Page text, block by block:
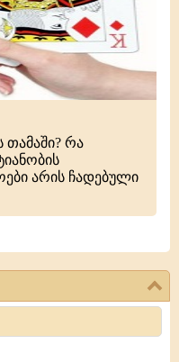
თამაში? რა
არის ჩადებული